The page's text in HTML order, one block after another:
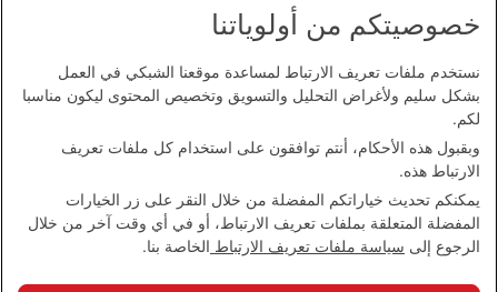
بيان إمكانية الدخول
اتصل بنا
سياسة الخصوصية
الشروط والأحكام
سياسة ملفات تعريف الارتباط
بيان الشفافية بموجب قانون مكافحة العبودية الحديثة
خصوصيتكم من أولوياتنا
نستخدم ملفات تعريف الارتباط لمساعدة موقعنا الشبكي في العمل
بشكل سليم ولأغراض التحليل والتسويق وتخصيص المحتوى ليكون مناسبا
لكم.
وبقبول هذه الأحكام، أنتم توافقون على استخدام كل ملفات تعريف
الارتباط هذه.
يمكنكم تحديث خياراتكم المفضلة من خلال النقر على زر الخيارات
المفضلة المتعلقة بملفات تعريف الارتباط، أو في أي وقت آخر من خلال
الرجوع إلى سياسة ملفات تعريف الارتباط الخاصة بنا.